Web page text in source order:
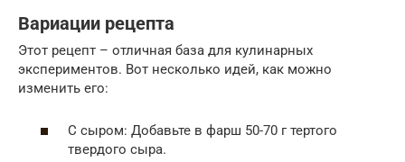
Вариации рецепта
Этот рецепт – отличная база для кулинарных
экспериментов. Вот несколько идей, как можно
изменить его:
С сыром: Добавьте в фарш 50-70 г тертого
твердого сыра.